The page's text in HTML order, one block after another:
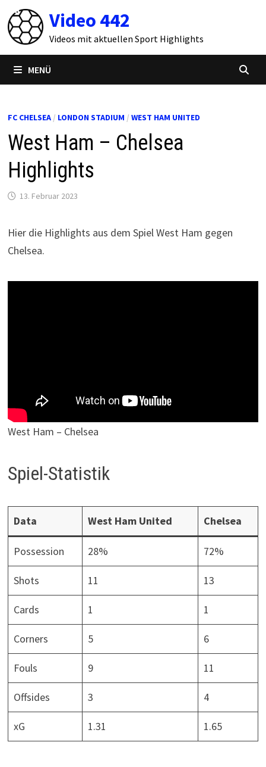
Zum
Inhalt
springen
Video 442
Videos mit aktuellen Sport Highlights
MENÜ
FC CHELSEA/ LONDON STADIUM / WEST HAM UNITED
West Ham – Chelsea
Highlights
13. Februar 2023
Hier die Highlights aus dem Spiel West Ham gegen
Chelsea.
West Ham – Chelsea
Spiel-Statistik
Data West Ham United Chelsea
Possession 28% 72%
Shots 11 13
Cards 1 1
Corners 5 6
Fouls 9 11
Offsides 3 4
xG 1.31 1.65